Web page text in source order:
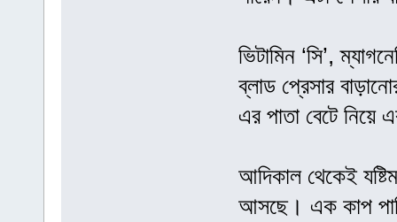
ভিটামিন ‘সি’,
ব্লাড প্রেসার
এর পাতা বেটে নিয়ে
আদিকাল থেকেই
আসছে। এক কাপ